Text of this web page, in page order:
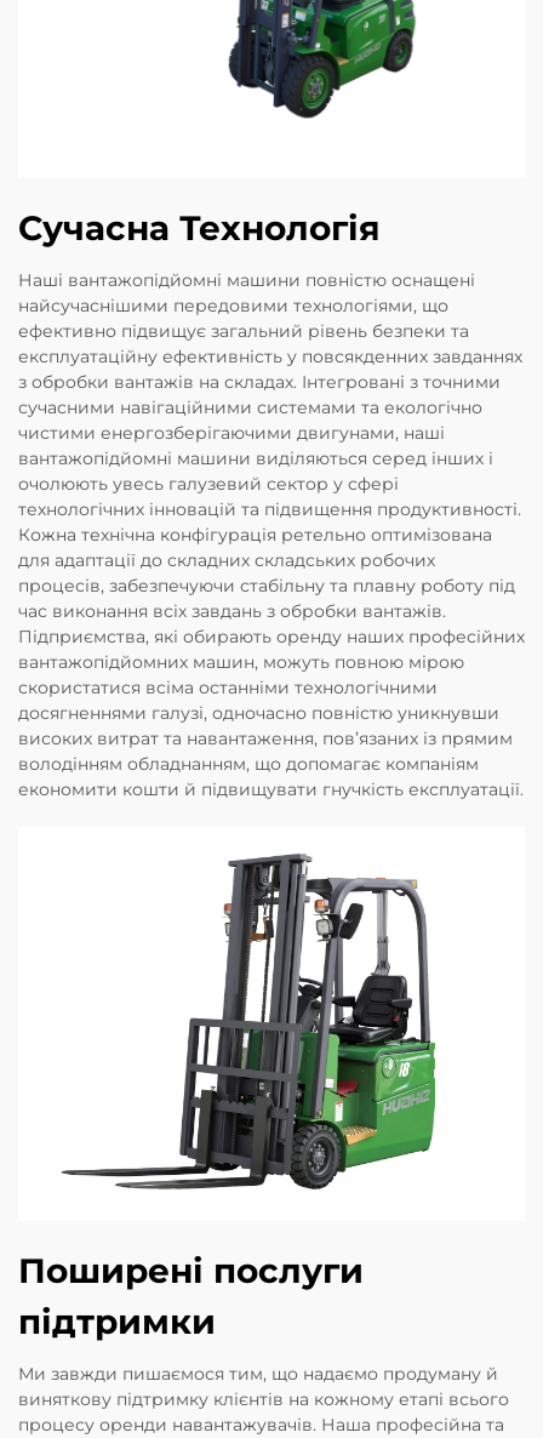
Сучасна Технологія
Наші вантажопідйомні машини повністю оснащені
найсучаснішими передовими технологіями, що
ефективно підвищує загальний рівень безпеки та
експлуатаційну ефективність у повсякденних завданнях
з обробки вантажів на складах. Інтегровані з точними
сучасними навігаційними системами та екологічно
чистими енергозберігаючими двигунами, наші
вантажопідйомні машини виділяються серед інших і
очолюють увесь галузевий сектор у сфері
технологічних інновацій та підвищення продуктивності.
Кожна технічна конфігурація ретельно оптимізована
для адаптації до складних складських робочих
процесів, забезпечуючи стабільну та плавну роботу під
час виконання всіх завдань з обробки вантажів.
Підприємства, які обирають оренду наших професійних
вантажопідйомних машин, можуть повною мірою
скористатися всіма останніми технологічними
досягненнями галузі, одночасно повністю уникнувши
високих витрат та навантаження, пов’язаних із прямим
володінням обладнанням, що допомагає компаніям
економити кошти й підвищувати гнучкість експлуатації.
Поширені послуги
підтримки
Ми завжди пишаємося тим, що надаємо продуману й
виняткову підтримку клієнтів на кожному етапі всього
процесу оренди навантажувачів. Наша професійна та